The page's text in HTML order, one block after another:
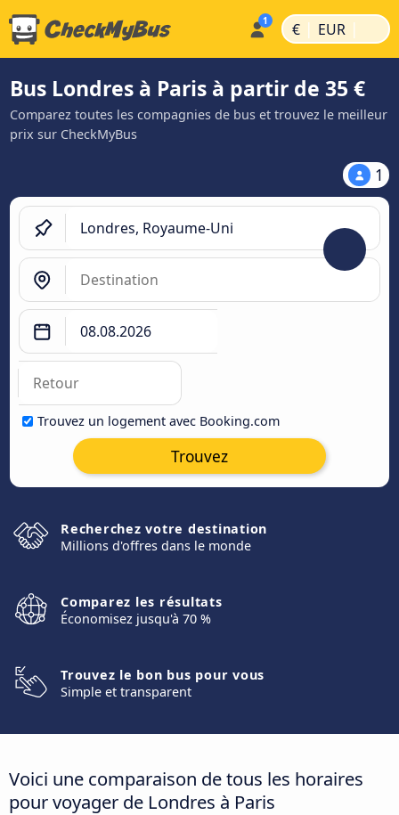
€ | EUR |
Bus Londres à Paris à partir de 35 €
Comparez toutes les compagnies de bus et trouvez le meilleur
prix sur CheckMyBus
1
Trouvez un logement avec Booking.com
Trouvez
Recherchez votre destination
Millions d'offres dans le monde
Comparez les résultats
Économisez jusqu'à 70 %
Trouvez le bon bus pour vous
Simple et transparent
Voici une comparaison de tous les horaires
pour voyager de Londres à Paris